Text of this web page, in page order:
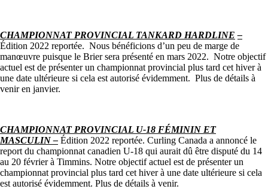
CHAMPIONNAT PROVINCIAL TANKARD HARDLINE –
Édition 2022 reportée. Nous bénéficions d’un peu de marge de
manœuvre puisque le Brier sera présenté en mars 2022. Notre objectif
actuel est de présenter un championnat provincial plus tard cet hiver à
une date ultérieure si cela est autorisé évidemment. Plus de détails à
venir en janvier.
CHAMPIONNAT PROVINCIAL U-18 FÉMININ ET
MASCULIN – Édition 2022 reportée. Curling Canada a annoncé le
report du championnat canadien U-18 qui aurait dû être disputé du 14
au 20 février à Timmins. Notre objectif actuel est de présenter un
championnat provincial plus tard cet hiver à une date ultérieure si cela
est autorisé évidemment. Plus de détails à venir.